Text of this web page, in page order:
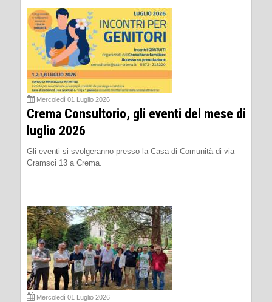
Mercoledì 01 Luglio 2026
Crema Consultorio, gli eventi del mese di
luglio 2026
Gli eventi si svolgeranno presso la Casa di Comunità di via
Gramsci 13 a Crema.
Mercoledì 01 Luglio 2026